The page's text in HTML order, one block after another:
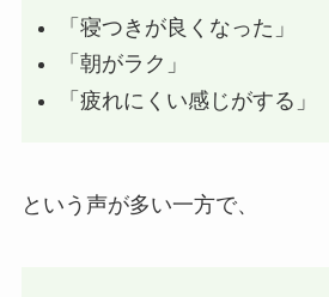
「寝つきが良くなった」
「朝がラク」
「疲れにくい感じがする」
という声が多い一方で、